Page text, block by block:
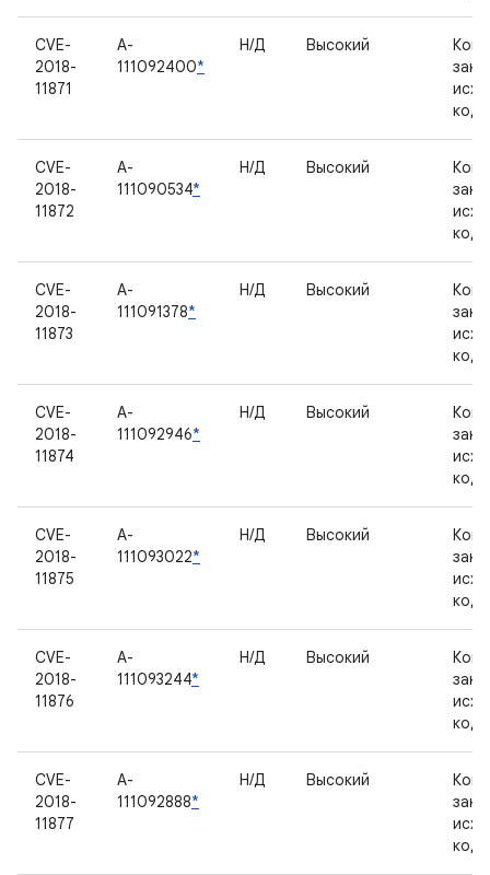
CVE-
2018-
11871
A-
111092400*
Н/Д Высокий
CVE-
2018-
11872
A-
111090534*
Н/Д Высокий
CVE-
2018-
11873
A-
111091378*
Н/Д Высокий
CVE-
2018-
11874
A-
111092946*
Н/Д Высокий
CVE-
2018-
11875
A-
111093022*
Н/Д Высокий
CVE-
2018-
11876
A-
111093244*
Н/Д Высокий
CVE-
2018-
11877
A-
111092888*
Н/Д Высокий